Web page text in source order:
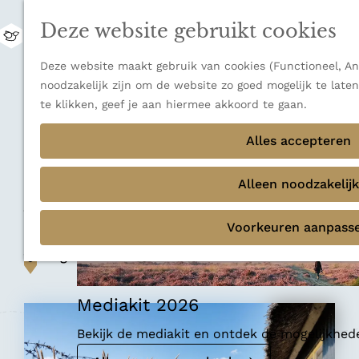
Deze website gebruikt cookies
Deze website maakt gebruik van cookies (Functioneel,
noodzakelijk zijn om de website zo goed mogelijk te
te klikken, geef je aan hiermee akkoord te gaan.
Alles accepteren
Alleen noodzakelijk
Voorkeuren
M
n
u
Ontdek alle bestemmingen
Thema's
Verborgen parels
Terug Ons verhaal
Mediakit 2026
Bekijk de mediakit en ontdek de
Bunkermuseum
Ameland
Geschiedenis